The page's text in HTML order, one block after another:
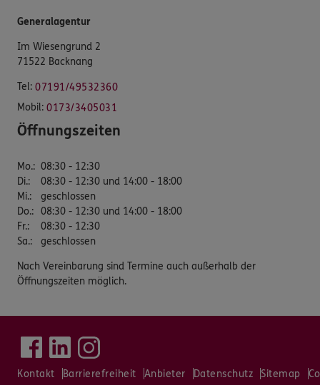
Generalagentur
Im Wiesengrund 2
71522 Backnang
Tel: 07191/49532360
Mobil: 0173/3405031
Öffnungszeiten
Mo.: 08:30 - 12:30
Di.:
08:30 - 12:30 und 14:00 - 18:00
Mi.:
geschlossen
Do.: 08:30 - 12:30 und 14:00 - 18:00
Fr.:
08:30 - 12:30
Sa.: geschlossen
Nach Vereinbarung sind Termine auch außerhalb der
Öffnungszeiten möglich.
Kontakt Barrierefreiheit Anbieter Datenschutz Sitemap